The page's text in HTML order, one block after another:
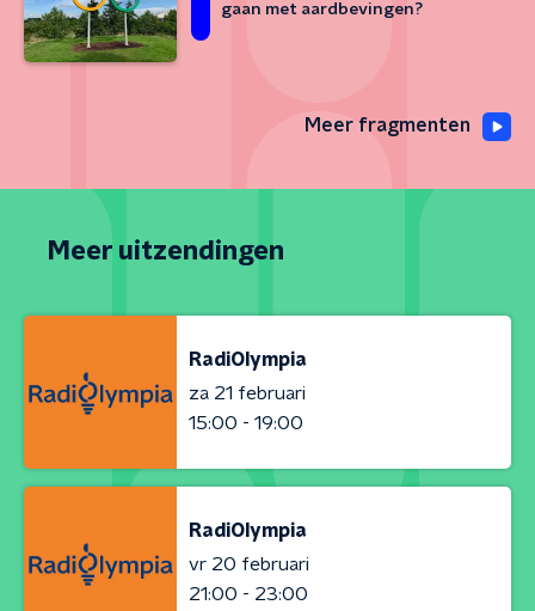
gaan met aardbevingen?
Meer fragmenten
Meer uitzendingen
RadiOlympia
za 21 februari
15:00 - 19:00
RadiOlympia
vr 20 februari
21:00 - 23:00